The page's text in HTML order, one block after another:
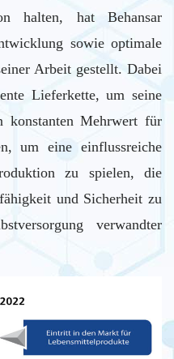
halten, hat Behansar
sowie optimale
Arbeit gestellt. Dabei
Lieferkette, um seine
konstanten Mehrwert für
um eine einflussreiche
zu spielen, die
und Sicherheit zu
verwandter